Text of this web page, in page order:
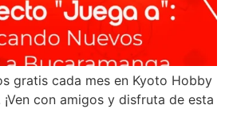
gratis cada mes en Kyoto Hobby
con amigos y disfruta de esta